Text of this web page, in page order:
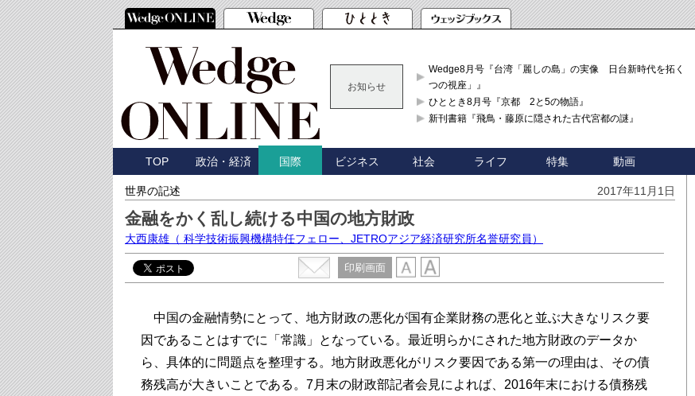
お知らせ
Wedge8月号『台湾「麗しの島」の実像 日台新時代を拓く「3
つの視座」』
ひととき8月号『京都 2と5の物語』
新刊書籍『飛鳥・藤原に隠された古代宮都の謎』
TOP 政治・経済 国際 ビジネス 社会 ライフ 特集 動画
世界の記述 2017年11月1日
金融をかく乱し続ける中国の地方財政
大西康雄 （ 科学技術振興機構特任フェロー、JETROアジア経済研究所名誉研究員）
印刷画面
中国の金融情勢にとって、地方財政の悪化が国有企業財務の悪化と並ぶ大きなリスク要
因であることはすでに「常識」となっている。最近明らかにされた地方財政のデータか
ら、具体的に問題点を整理する。地方財政悪化がリスク要因である第一の理由は、その債
務残高が大きいことである。7月末の財政部記者会見によれば、2016年末における債務残